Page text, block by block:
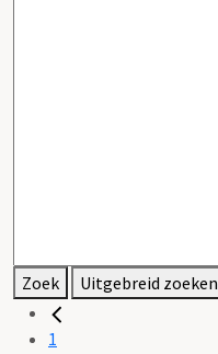
Zoek Uitgebreid zoeken
1